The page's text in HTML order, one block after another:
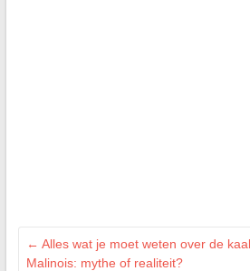
← Alles wat je moet weten over de
Malinois: mythe of realiteit?